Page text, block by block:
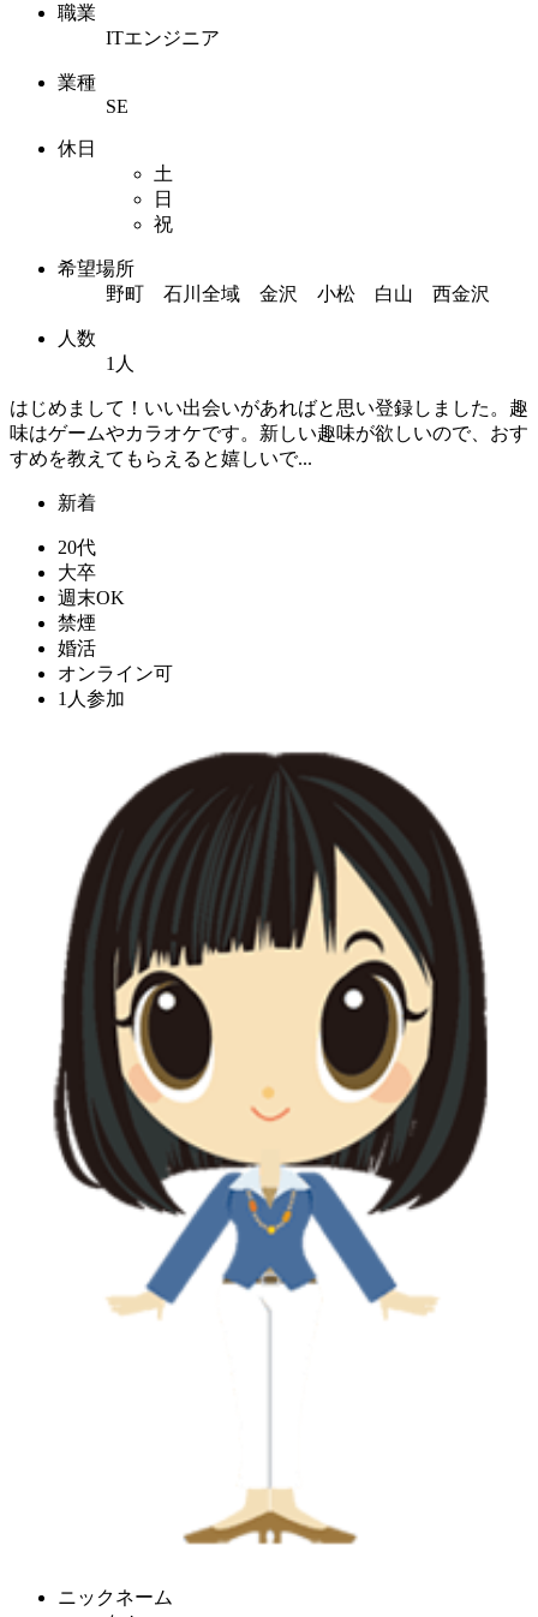
職業
ITエンジニア
業種
SE
休日
土
日
祝
希望場所
野町 石川全域 金沢 小松 白山 西金沢
人数
1人
はじめまして！いい出会いがあればと思い登録しました。趣
味はゲームやカラオケです。新しい趣味が欲しいので、おす
すめを教えてもらえると嬉しいで...
新着
20代
大卒
週末OK
禁煙
婚活
オンライン可
1人参加
ニックネーム